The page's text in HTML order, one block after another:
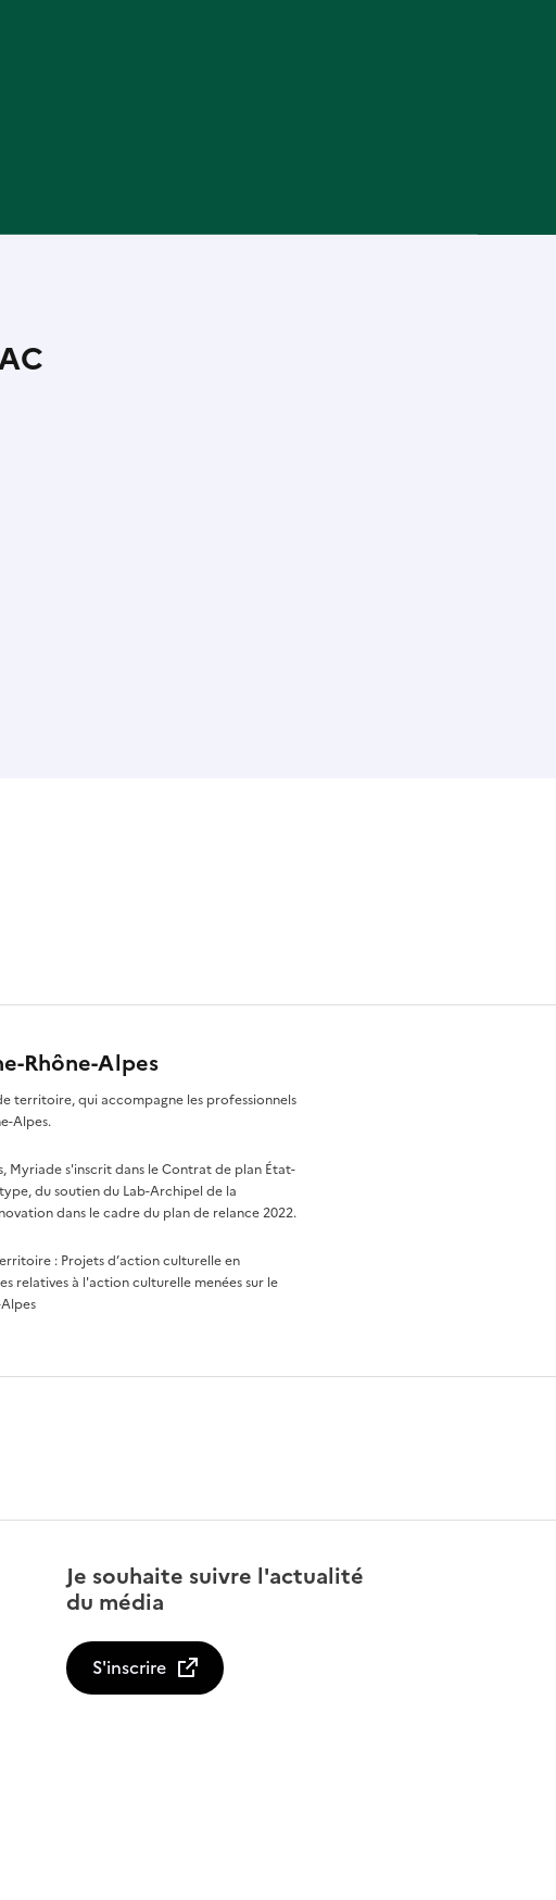
Rhône-Alpes
territoire, qui accompagne les professionnels
Alpes.
Myriade s'inscrit dans le Contrat de plan État-
du soutien du Lab-Archipel de la
dans le cadre du plan de relance 2022.
: Projets d’action culturelle en
relatives à l'action culturelle menées sur le
Je souhaite suivre l'actualité
du média
S'inscrire